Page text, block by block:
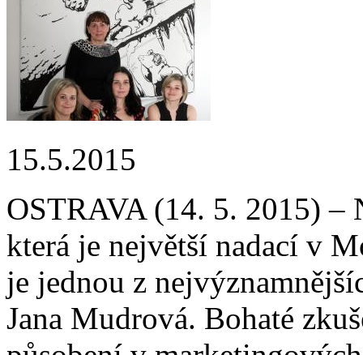
15.5.2015
OSTRAVA (14. 5. 2015) –
která je největší nadací v
je jednou z
Jana Mudrová. Bohaté